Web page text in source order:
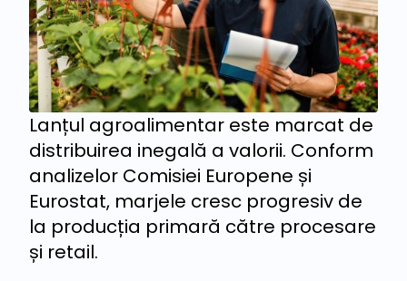
Lanțul agroalimentar este marcat de
distribuirea inegală a valorii. Conform
analizelor Comisiei Europene și
Eurostat, marjele cresc progresiv de
la producția primară către procesare
și retail.